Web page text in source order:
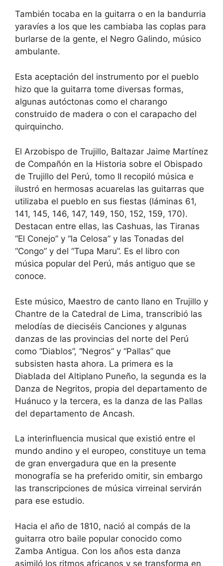
También tocaba en la guitarra o en la bandurria
yaravíes a los que les cambiaba las coplas para
burlarse de la gente, el Negro Galindo, músico
ambulante.
Esta aceptación del instrumento por el pueblo
hizo que la guitarra tome diversas formas,
algunas autóctonas como el charango
construido de madera o con el carapacho del
quirquincho.
El Arzobispo de Trujillo, Baltazar Jaime Martínez
de Compañón en la Historia sobre el Obispado
de Trujillo del Perú, tomo II recopiló música e
ilustró en hermosas acuarelas las guitarras que
utilizaba el pueblo en sus fiestas (láminas 61,
141, 145, 146, 147, 149, 150, 152, 159, 170).
Destacan entre ellas, las Cashuas, las Tiranas
“El Conejo” y “la Celosa” y las Tonadas del
“Congo” y del “Tupa Maru”. Es el libro con
música popular del Perú, más antiguo que se
conoce.
Este músico, Maestro de canto llano en Trujillo y
Chantre de la Catedral de Lima, transcribió las
melodías de dieciséis Canciones y algunas
danzas de las provincias del norte del Perú
como “Diablos”, “Negros” y “Pallas” que
subsisten hasta ahora. La primera es la
Diablada del Altiplano Puneño, la segunda es la
Danza de Negritos, propia del departamento de
Huánuco y la tercera, es la danza de las Pallas
del departamento de Ancash.
La interinfluencia musical que existió entre el
mundo andino y el europeo, constituye un tema
de gran envergadura que en la presente
monografía se ha preferido omitir, sin embargo
las transcripciones de música virreinal servirán
para ese estudio.
Hacia el año de 1810, nació al compás de la
guitarra otro baile popular conocido como
Zamba Antigua. Con los años esta danza
asimiló los ritmos africanos y se transforma en